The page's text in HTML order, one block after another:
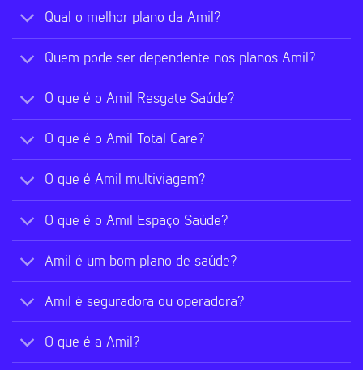
Qual o melhor plano da Amil?
Quem pode ser dependente nos planos Amil?
O que é o Amil Resgate Saúde?
O que é o Amil Total Care?
O que é Amil multiviagem?
O que é o Amil Espaço Saúde?
Amil é um bom plano de saúde?
Amil é seguradora ou operadora?
O que é a Amil?